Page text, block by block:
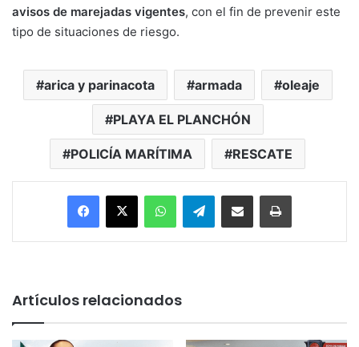
avisos de marejadas vigentes, con el fin de prevenir este
tipo de situaciones de riesgo.
arica y parinacota armada oleaje
PLAYA EL PLANCHÓN
POLICÍA MARÍTIMA RESCATE
Facebook
X WhatsAppTelegramEnviar vía email Imprimir
Artículos relacionados